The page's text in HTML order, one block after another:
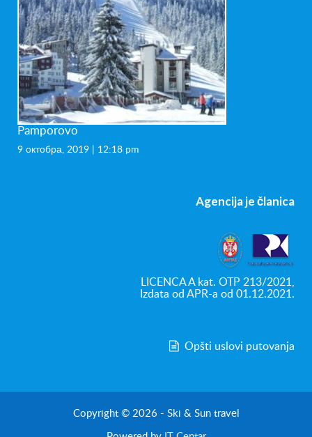
Pamporovo
9 октобра, 2019 | 12:18 pm
Agencija je članica
LICENCA A kat. OTP 213/2021,
Izdata od APR-a od 01.12.2021.
Opšti uslovi putovanja
Copyright © 2026 - Ski & Sun travel